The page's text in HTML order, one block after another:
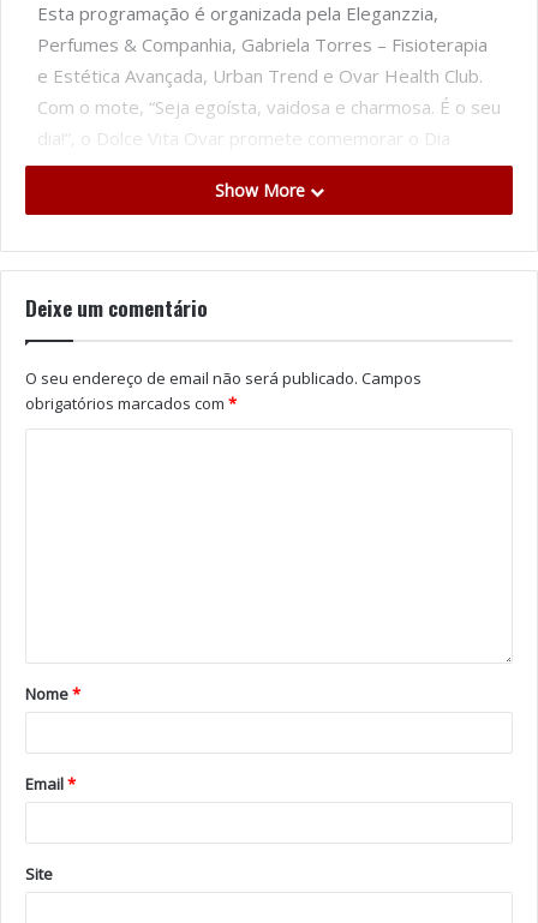
Esta programação é organizada pela Eleganzzia,
Perfumes & Companhia, Gabriela Torres – Fisioterapia
e Estética Avançada, Urban Trend e Ovar Health Club.
Com o mote, “Seja egoísta, vaidosa e charmosa. É o seu
dia!”, o Dolce Vita Ovar promete comemorar o Dia
Internacional da Mulher em grande estilo.
Eleganzzia
Gabriela Torres Perfumes & Companhia
Show More
Deixe um comentário
O seu endereço de email não será publicado. Campos
obrigatórios marcados com *
Nome*
Email*
Site